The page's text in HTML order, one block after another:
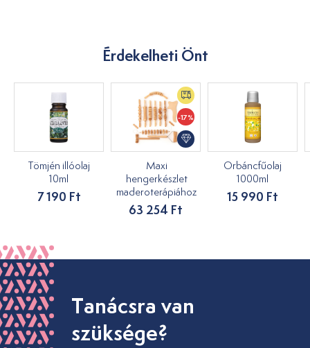
Érdekelheti Önt
Tömjén illóolaj
10ml
7 190 Ft
-17%
Maxi
hengerkészlet
maderoterápiához
63 254 Ft
Orbáncfűolaj
1000ml
15 990 Ft
Tanácsra van
szüksége?